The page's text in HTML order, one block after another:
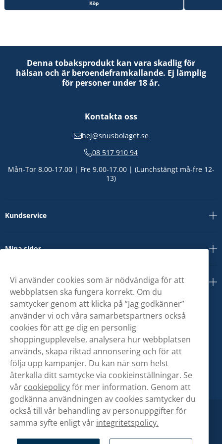
Köp
Denna tobaksprodukt kan vara skadlig för
hälsan och är beroendeframkallande. Ej lämplig
för personer under 18 år.
Kontakta oss
hej@snusbolaget.se
08 517 910 94
Mån-Tor 8.00-17.00 | Fre 9.00-17.00 | (Lunchstängt må-fre 12-
13)
Kundservice
Mina sidor
Om oss
Vi använder cookies som är nödvändiga för att
webbplatsen ska fungera korrekt. Om du
samtycker genom att klicka på ”Jag godkänner”
använder vi och våra samarbetspartners också
cookies för att ge dig en personlig
shoppingupplevelse, analysera hur webbplatsen
används, skapa riktad annonsering och för att
följa upp kampanjer. Du kan när som helst
återkalla ditt samtycke via cookieinställningar. Se
vår cookiepolicyför mer information. Genom att
godkänna användningen av cookies samtycker du
också till vår behandling av personuppgifter för
samma syfte enligt vår integritetspolicy.